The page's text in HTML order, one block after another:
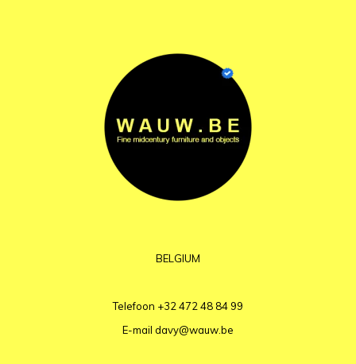
BELGIUM
Telefoon +32 472 48 84 99
E-mail davy@wauw.be